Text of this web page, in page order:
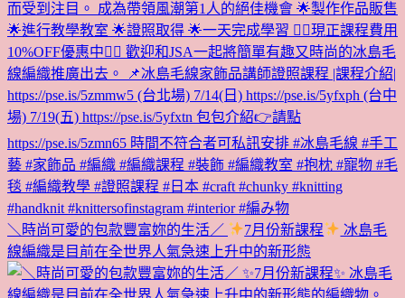
＼時尚可愛的包款豐富妳的生活／ 7月份新課程
冰島毛
線編織是目前在全世界人氣急速上升中的新形態